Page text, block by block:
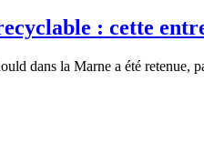
: cette
dans la Marne a été